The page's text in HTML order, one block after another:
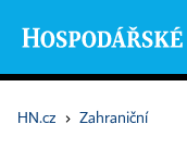
HN.cz › Zahraniční